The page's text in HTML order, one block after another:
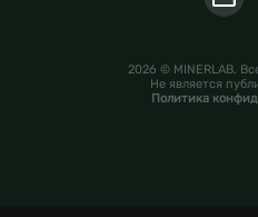
2026 © MINERLAB.
Не является
Политика